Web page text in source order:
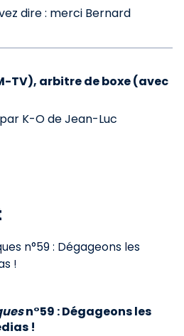
dire : merci Bernard
TV), arbitre de boxe (avec
K-O de Jean-Luc
n°59 : Dégageons les
!